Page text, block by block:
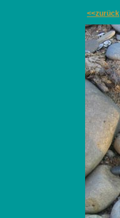
<<zurück